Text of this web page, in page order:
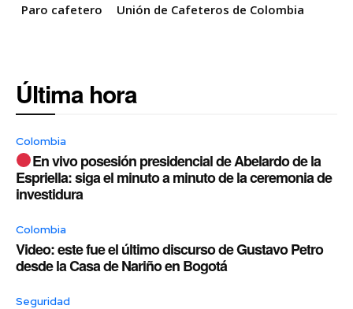
Paro cafetero
Unión de Cafeteros de Colombia
Última hora
Colombia
En vivo posesión presidencial de Abelardo de la
Espriella: siga el minuto a minuto de la ceremonia de
investidura
Colombia
Video: este fue el último discurso de Gustavo Petro
desde la Casa de Nariño en Bogotá
Seguridad